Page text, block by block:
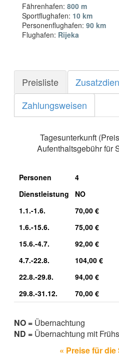
Fährenhafen: 800 m
Sportflughafen: 10 km
Personenflughafen: 90 km
Flughafen: Rijeka
Preisliste
Zahlungsweisen
Tagesunterkunft
Aufenthaltsgebühr für
Personen
4
Dienstleistung
NO
1.1.-1.6.
70,00 €
1.6.-15.6.
75,00 €
15.6.-4.7.
92,00 €
4.7.-22.8.
104,00 €
22.8.-29.8.
94,00 €
29.8.-31.12.
70,00 €
NO = Übernachtung
ND = Übernachtung mit
« Preise für die